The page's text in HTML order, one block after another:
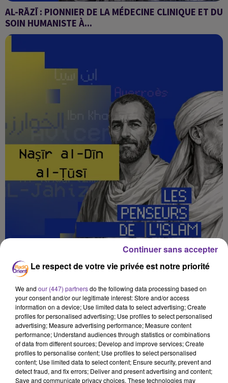
AL-RĀZĪ : PIONNIER DE LA MÉDECINE CLINIQUE ET DU
SOIN HUMANISTE À...
Les penseurs de l'Islam
NAṢĪR AL-DĪN AL-ṬŪSĪ : LE SAVANT PERSE QUI SAUVA
LA SCIENCE AU...
Les penseurs de l'Islam
Le respect de votre vie privée est notre priorité
We and our (447) partnersdo the following data processing based on
your consent and/or our legitimate interest: Store and/or access
information on a device; Use limited data to select advertising; Create
profiles for personalised advertising; Use profiles to select personalised
advertising; Measure advertising performance; Measure content
performance; Understand audiences through statistics or combinations
of data from different sources; Develop and improve services; Create
profiles to personalise content; Use profiles to select personalised
content; Use limited data to select content; Ensure security, prevent and
detect fraud, and fix errors; Deliver and present advertising and content;
Save and communicate privacy choices. These technologies may
Continuer sans accepter